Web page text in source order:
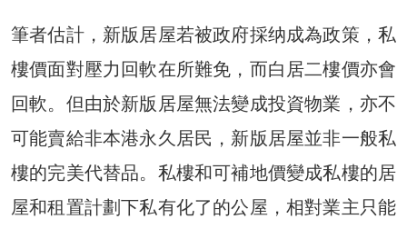
筆者估計，新版居屋若被政府採纳成為政策，私
樓價面對壓力回軟在所難免，而白居二樓價亦會
回軟。但由於新版居屋無法變成投資物業，亦不
可能賣給非本港永久居民，新版居屋並非一般私
樓的完美代替品。私樓和可補地價變成私樓的居
屋和租置計劃下私有化了的公屋，相對業主只能